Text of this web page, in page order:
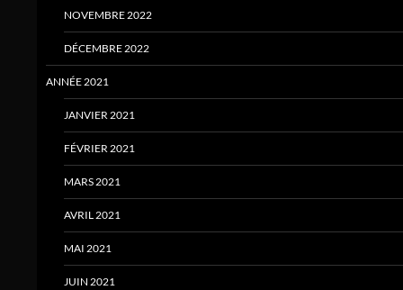
NOVEMBRE 2022
DÉCEMBRE 2022
ANNÉE 2021
JANVIER 2021
FÉVRIER 2021
MARS 2021
AVRIL 2021
MAI 2021
JUIN 2021